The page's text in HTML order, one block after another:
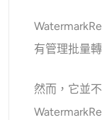
有管理批量
然而，它並